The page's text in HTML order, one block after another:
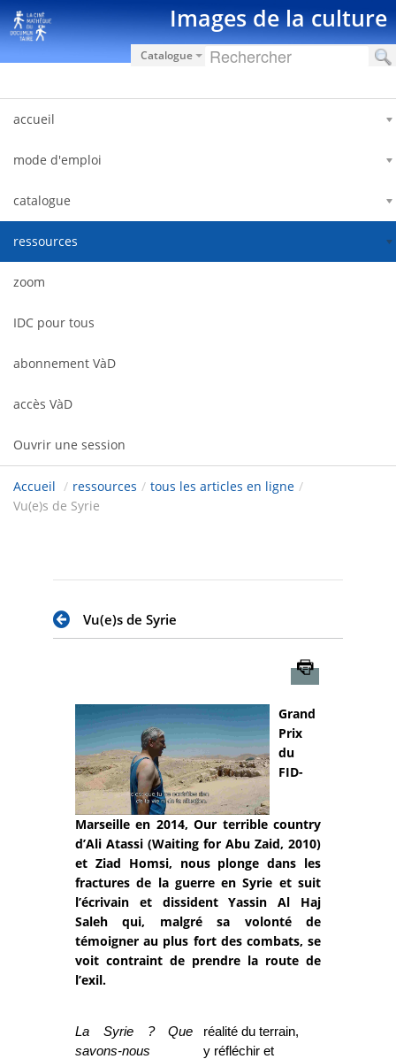
Saut au contenu Images de la culture
Catalogue
accueil
mode d'emploi
catalogue
ressources
zoom
IDC pour tous
abonnement VàD
accès VàD
Ouvrir une session
Accueil / ressources / tous les articles en ligne /
Vu(e)s de Syrie
Vu(e)s de Syrie
Grand
Prix
du
FID-
Marseille en 2014, Our terrible country
d’Ali Atassi (Waiting for Abu Zaid, 2010)
et Ziad Homsi, nous plonge dans les
fractures de la guerre en Syrie et suit
l’écrivain et dissident Yassin Al Haj
Saleh qui, malgré sa volonté de
témoigner au plus fort des combats, se
voit contraint de prendre la route de
l’exil.
La Syrie ? Que
savons-nous
réalité du terrain,
y réfléchir et